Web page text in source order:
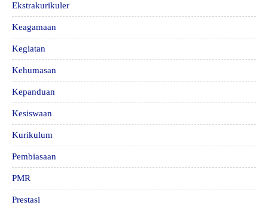
Ekstrakurikuler
Keagamaan
Kegiatan
Kehumasan
Kepanduan
Kesiswaan
Kurikulum
Pembiasaan
PMR
Prestasi